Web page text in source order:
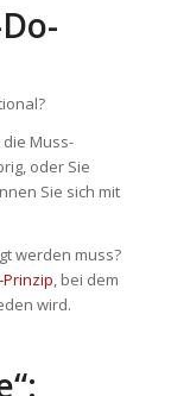
Muss-
oder Sie
Sie sich mit
werden muss?
, bei dem
wird.